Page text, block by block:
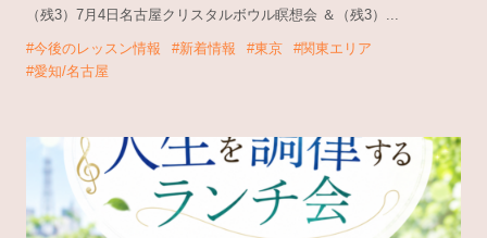
（残3）7月4日名古屋クリスタルボウル瞑想会 ＆（残3）...
#今後のレッスン情報 #新着情報 #東京
#関東エリア
#愛知/名古屋